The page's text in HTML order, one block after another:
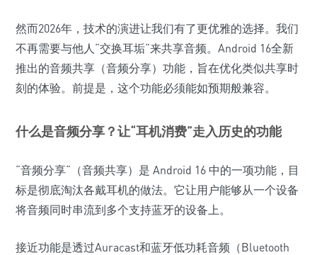
然而2026年，技术的演进让我们有了更优雅的选择。我们
不再需要与他人“交换耳垢“来共享音频。Android 16全新
推出的音频共享（音频分享）功能，旨在优化类似共享时
刻的体验。前提是，这个功能必须能如预期般兼容。
什么是音频分享？让“耳机消费”走入历史的功能
“音频分享“（音频共享）是 Android 16 中的一项功能，目
标是彻底淘汰各戴耳机的做法。它让用户能够从一个设备
将音频同时串流到多个支持蓝牙的设备上。
接近功能是透过Auracast和蓝牙低功耗音频（Bluetooth